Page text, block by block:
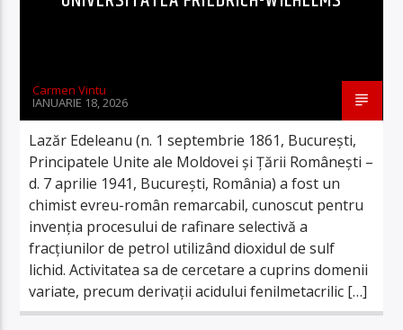
Carmen Vintu
IANUARIE 18, 2026
Lazăr Edeleanu (n. 1 septembrie 1861, București,
Principatele Unite ale Moldovei și Țării Românești –
d. 7 aprilie 1941, București, România) a fost un
chimist evreu-român remarcabil, cunoscut pentru
invenția procesului de rafinare selectivă a
fracțiunilor de petrol utilizând dioxidul de sulf
lichid. Activitatea sa de cercetare a cuprins domenii
variate, precum derivații acidului fenilmetacrilic […]